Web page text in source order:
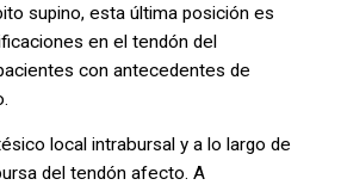
supino, esta última posición es
en el tendón del
con antecedentes de
local intrabursal y a lo largo de
del tendón afecto. A